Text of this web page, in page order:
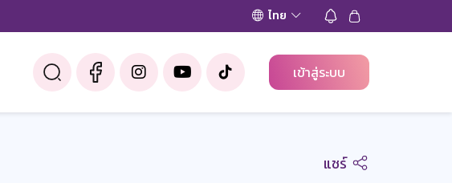
ไทย
เข้าสู่ระบบ
แชร์